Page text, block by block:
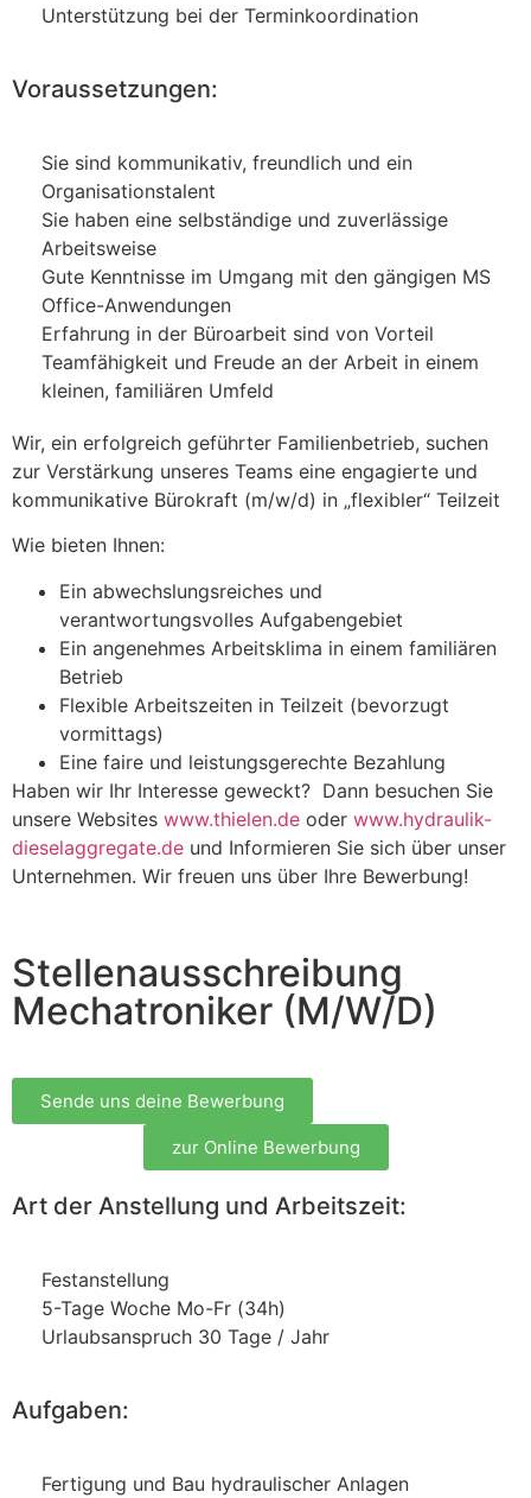
Unterstützung bei der Terminkoordination
Voraussetzungen:
Sie sind kommunikativ, freundlich und ein
Organisationstalent
Sie haben eine selbständige und zuverlässige
Arbeitsweise
Gute Kenntnisse im Umgang mit den gängigen MS
Office-Anwendungen
Erfahrung in der Büroarbeit sind von Vorteil
Teamfähigkeit und Freude an der Arbeit in einem
kleinen, familiären Umfeld
Wir, ein erfolgreich geführter Familienbetrieb, suchen
zur Verstärkung unseres Teams eine engagierte und
kommunikative Bürokraft (m/w/d) in „flexibler“ Teilzeit
Wie bieten Ihnen:
Ein abwechslungsreiches und
verantwortungsvolles Aufgabengebiet
Ein angenehmes Arbeitsklima in einem familiären
Betrieb
Flexible Arbeitszeiten in Teilzeit (bevorzugt
vormittags)
Eine faire und leistungsgerechte Bezahlung
Haben wir Ihr Interesse geweckt? Dann besuchen Sie
unsere Websites www.thielen.de oder www.hydraulik-
dieselaggregate.de und Informieren Sie sich über unser
Unternehmen. Wir freuen uns über Ihre Bewerbung!
Stellenausschreibung
Mechatroniker (M/W/D)
Sende uns deine Bewerbung
zur Online Bewerbung
Art der Anstellung und Arbeitszeit:
Festanstellung
5-Tage Woche Mo-Fr (34h)
Urlaubsanspruch 30 Tage / Jahr
Aufgaben:
Fertigung und Bau hydraulischer Anlagen